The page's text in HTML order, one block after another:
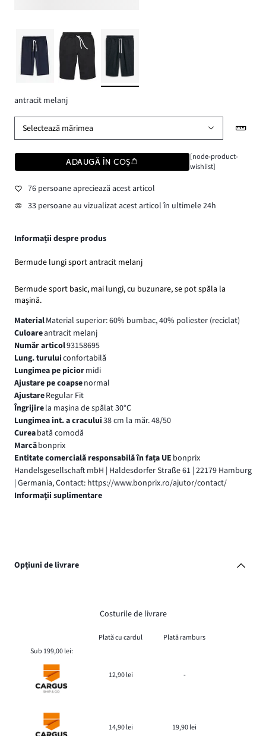
antracit melanj
Selectează mărimea
ADAUGĂ ÎN COȘ
[node-product-
wishlist]
76 persoane apreciează acest articol
33 persoane au vizualizat acest articol în ultimele 24h
Informații despre produs
Bermude lungi sport antracit melanj
Bermude sport basic, mai lungi, cu buzunare, se pot spăla la
mașină.
MaterialMaterial superior: 60% bumbac, 40% poliester (reciclat)
Culoareantracit melanj
Număr articol93158695
Lung. turuluiconfortabilă
Lungimea pe piciormidi
Ajustare pe coapsenormal
AjustareRegular Fit
Îngrijirela maşina de spălat 30°C
Lungimea int. a cracului38 cm la măr. 48/50
Cureabată comodă
Marcăbonprix
Entitate comercială responsabilă în fața UE bonprix
Handelsgesellschaft mbH | Haldesdorfer Straße 61 | 22179 Hamburg
| Germania, Contact: https://www.bonprix.ro/ajutor/contact/
Informaţii suplimentare
Opțiuni de livrare
Costurile de livrare
Plată cu cardul
Plată ramburs
Sub 199,00 lei:
12,90 lei -
14,90 lei 19,90 lei